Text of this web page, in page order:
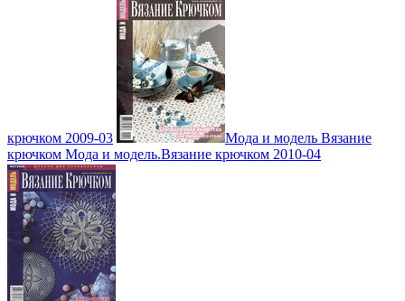
крючком 2009-03
Мода и модель Вязание
крючком Мода и модель.Вязание крючком 2010-04